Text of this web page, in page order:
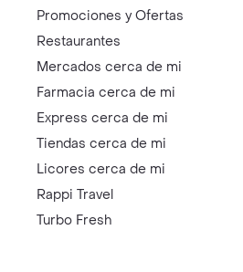
Promociones y Ofertas
Restaurantes
Mercados cerca de mi
Farmacia cerca de mi
Express cerca de mi
Tiendas cerca de mi
Licores cerca de mi
Rappi Travel
Turbo Fresh